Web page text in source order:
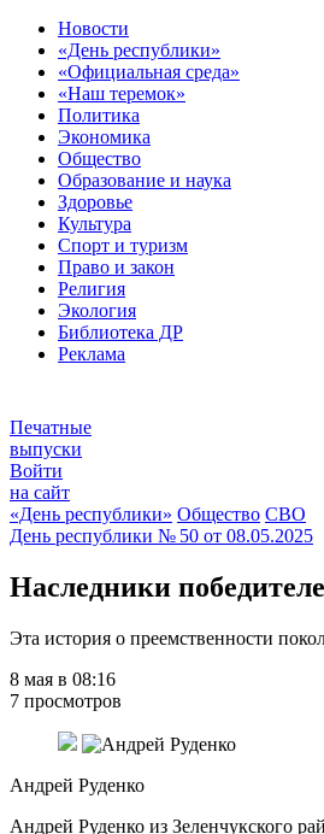
Новости
«День республики»
«Официальная среда»
«Наш теремок»
Политика
Экономика
Общество
Образование и наука
Здоровье
Культура
Спорт и туризм
Право и закон
Религия
Экология
Библиотека ДР
Реклама
Печатные
выпуски
Войти
на сайт
«День республики» Общество СВО
День республики № 50 от 08.05.2025
Наследники
Эта история о преемственности
8 мая в 08:16
7 просмотров
Андрей Руденко
Андрей Руденко из Зеленчукского